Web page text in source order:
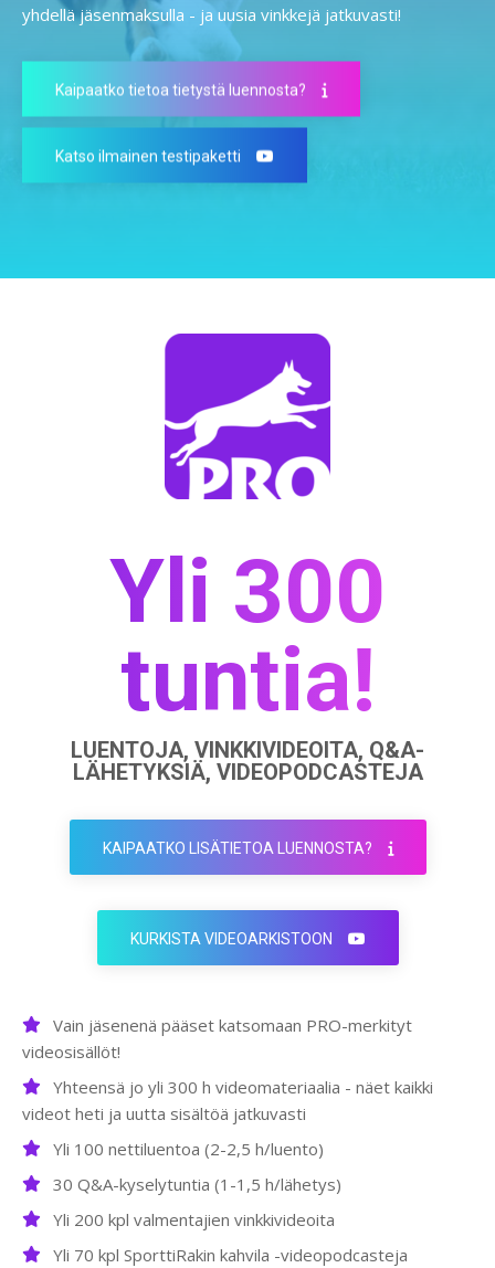
yhdellä jäsenmaksulla - ja uusia vinkkejä jatkuvasti!
Kaipaatko tietoa tietystä luennosta?
Katso ilmainen testipaketti
Yli 300
tuntia!
LUENTOJA, VINKKIVIDEOITA, Q&A-
LÄHETYKSIÄ, VIDEOPODCASTEJA
KAIPAATKO LISÄTIETOA LUENNOSTA?
KURKISTA VIDEOARKISTOON
Vain jäsenenä pääset katsomaan PRO-merkityt
videosisällöt!
Yhteensä jo yli 300 h videomateriaalia - näet kaikki
videot heti ja uutta sisältöä jatkuvasti
Yli 100 nettiluentoa (2-2,5 h/luento)
30 Q&A-kyselytuntia (1-1,5 h/lähetys)
Yli 200 kpl valmentajien vinkkivideoita
Yli 70 kpl SporttiRakin kahvila -videopodcasteja